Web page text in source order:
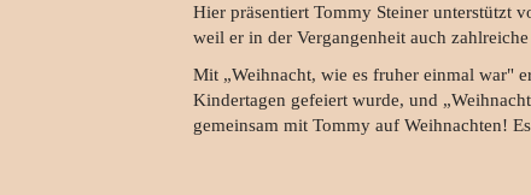
Hier präsentiert Tommy Steiner unterstützt
weil er in der Vergangenheit auch
Mit „Weihnacht, wie es fruher einmal war"
Kindertagen gefeiert wurde, und
gemeinsam mit Tommy auf Weihnachten!